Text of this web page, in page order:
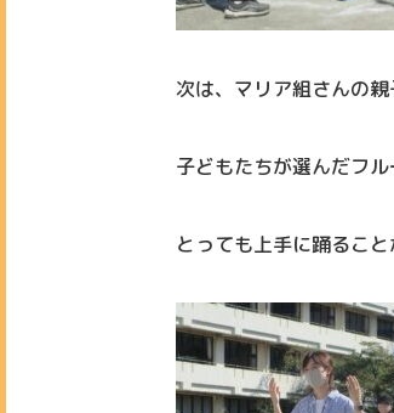
次は、マリア組さんの
子どもたちが選んだフ
とっても上手に踊るこ